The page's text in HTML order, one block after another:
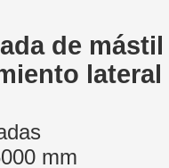
de mástil
lateral
mm